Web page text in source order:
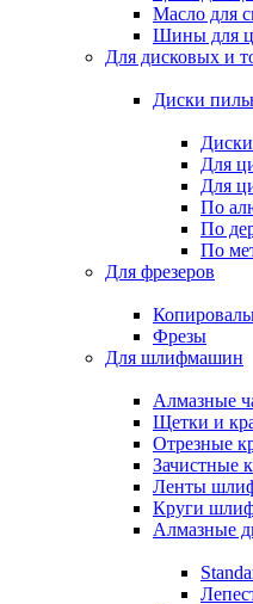
Масло для
Шины для
Для дисковых и
Диски
Для
Для
По
По
По
Для фрезеров
Фрезы
Для шлифмашин
Алмазные
Щетки и
Отрезные
Зачистные
Ленты
Круги
Алмазные